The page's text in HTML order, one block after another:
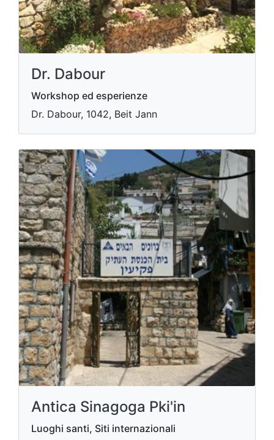
Dr. Dabour
Workshop ed esperienze
Dr. Dabour, 1042, Beit Jann
Antica Sinagoga Pki'in
Luoghi santi, Siti internazionali